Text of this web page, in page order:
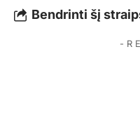
Bendrinti šį
- R